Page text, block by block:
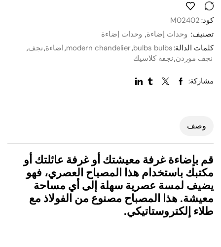
كود: M02402
تصنيف: وحدات إضاءة, وحدات إضاءة
كلمات الدالة:bulbs bulbs
,
modern chandelier
,اضاءة,نجف,
نجف موردن,نجفة كلاسيك
مشاركة:
وصف
قم بإضاءة غرفة معيشتك أو غرفة عائلتك أو
مكتبك باستخدام هذا المصباح العصري، فهو
يضيف لمسة عصرية سهلة إلى أي مساحة
معيشة. هذا المصباح مصنوع من الفولاذ مع
طلاء إلكتروستاتيكي.